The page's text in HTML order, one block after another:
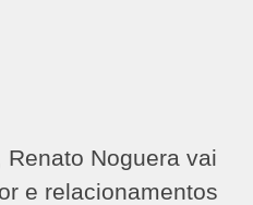
Renato Noguera vai
e relacionamentos